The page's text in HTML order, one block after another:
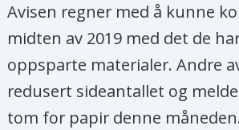
Avisen regner med å kunne
midten av 2019 med det de
oppsparte materialer. Andre
redusert sideantallet og
tom for papir denne